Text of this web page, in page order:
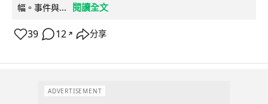
幅。事件與...
閱讀全文
39 12 ↗ 分享
ADVERTISEMENT